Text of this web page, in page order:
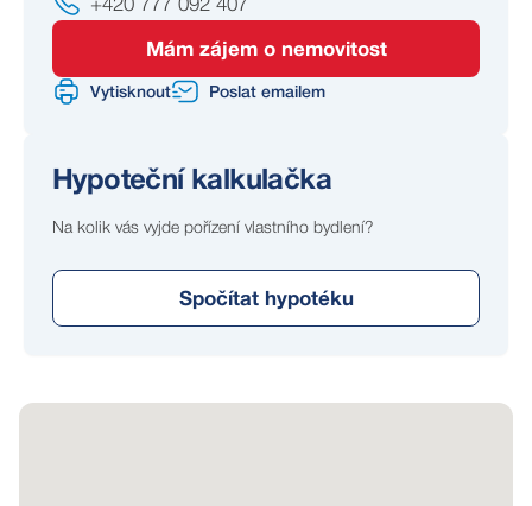
+420 777 092 407
Mám zájem o nemovitost
Vytisknout Poslat emailem
Hypoteční kalkulačka
Na kolik vás vyjde pořízení vlastního bydlení?
Spočítat hypotéku